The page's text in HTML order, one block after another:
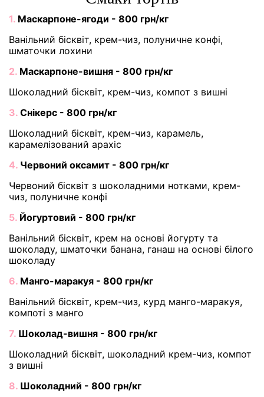
1. Маскарпоне-ягоди - 800 грн/кг
Ванільний бісквіт, крем-чиз, полуничне конфі,
шматочки лохини
2. Маскарпоне-вишня - 800 грн/кг
Шоколадний бісквіт, крем-чиз, компот з вишні
3. Снікерс - 800 грн/кг
Шоколадний бісквіт, крем-чиз, карамель,
карамелізований арахіс
4. Червоний оксамит - 800 грн/кг
Червоний бісквіт з шоколадними нотками, крем-
чиз, полуничне конфі
5. Йогуртовий - 800 грн/кг
Ванільний бісквіт, крем на основі йогурту та
шоколаду, шматочки банана, ганаш на основі білого
шоколаду
6. Манго-маракуя - 800 грн/кг
Ванільний бісквіт, крем-чиз, курд манго-маракуя,
компоті з манго
7. Шоколад-вишня - 800 грн/кг
Шоколадний бісквіт, шоколадний крем-чиз, компот
з вишні
8. Шоколадний - 800 грн/кг